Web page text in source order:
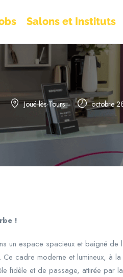
Salons et Instituts
Joué-lès-Tours octobre
!
un espace spacieux et baigné
cadre moderne et lumineux, à
fidèle et de passage, attirée par